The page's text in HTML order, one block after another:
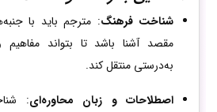
شناخت فرهنگ: مترجم باید با
مقصد آشنا باشد تا بتواند
به‌درستی منتقل کند.
اصطلاحات و زبان محاوره‌ای: